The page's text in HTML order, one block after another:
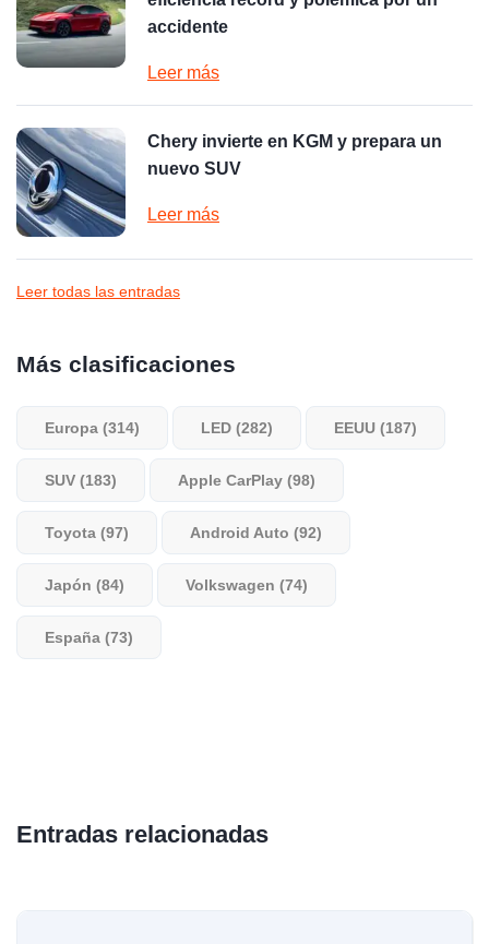
accidente
Leer más
Chery invierte en KGM y prepara un
nuevo SUV
Leer más
Leer todas las entradas
Más clasificaciones
Europa (314) LED (282) EEUU (187)
SUV (183) Apple CarPlay (98)
Toyota (97) Android Auto (92)
Japón (84) Volkswagen (74)
España (73)
Entradas relacionadas